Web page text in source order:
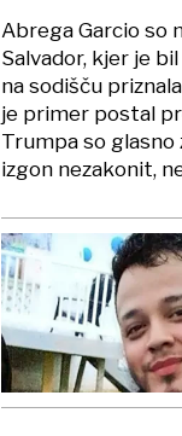
Abrega Garcio so
Salvador, kjer je
na sodišču
je primer postal
Trumpa so glasno
izgon nezakonit,